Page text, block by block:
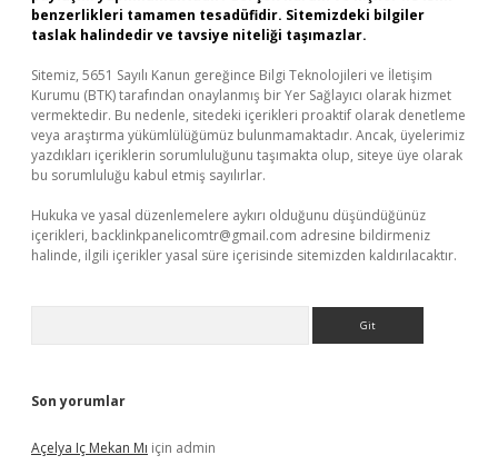
benzerlikleri tamamen tesadüfidir. Sitemizdeki bilgiler
taslak halindedir ve tavsiye niteliği taşımazlar.
Sitemiz, 5651 Sayılı Kanun gereğince Bilgi Teknolojileri ve İletişim
Kurumu (BTK) tarafından onaylanmış bir Yer Sağlayıcı olarak hizmet
vermektedir. Bu nedenle, sitedeki içerikleri proaktif olarak denetleme
veya araştırma yükümlülüğümüz bulunmamaktadır. Ancak, üyelerimiz
yazdıkları içeriklerin sorumluluğunu taşımakta olup, siteye üye olarak
bu sorumluluğu kabul etmiş sayılırlar.
Hukuka ve yasal düzenlemelere aykırı olduğunu düşündüğünüz
içerikleri, backlinkpanelicomtr@gmail.com adresine bildirmeniz
halinde, ilgili içerikler yasal süre içerisinde sitemizden kaldırılacaktır.
Son yorumlar
Açelya Iç Mekan Mı için admin